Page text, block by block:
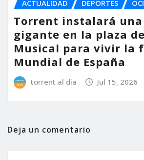
ACTUALIDAD DEPORTES
Torrent instalará
gigante en la plaza
Musical para vivir la
Mundial de España
torrent al dia Jul 15, 2026
Deja un comentario